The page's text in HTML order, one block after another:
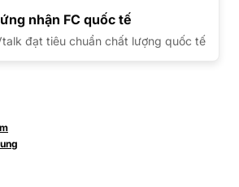
nhận FC quốc tế
đạt tiêu chuẩn chất lượng quốc tế